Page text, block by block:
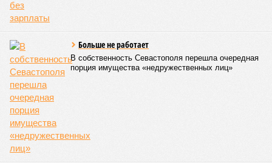
Больше не работает
В собственность Севастополя перешла очередная
порция имущества «недружественных лиц»